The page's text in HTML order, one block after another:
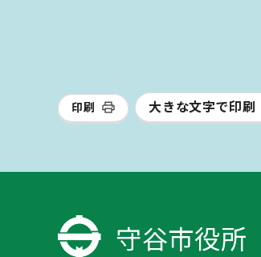
印刷 大きな文字で印刷
守谷市役所